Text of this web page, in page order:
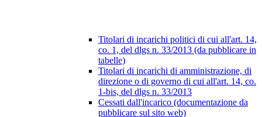
Titolari di incarichi politici di cui all'art. 14,
co. 1, del dlgs n. 33/2013 (da pubblicare in
tabelle)
Titolari di incarichi di amministrazione, di
direzione o di governo di cui all'art. 14, co.
1-bis, del dlgs n. 33/2013
Cessati dall'incarico (documentazione da
pubblicare sul sito web)